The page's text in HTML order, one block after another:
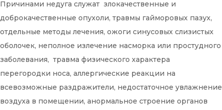
Причинами недуга служат злокачественные и
доброкачественные опухоли, травмы гайморовых пазух,
отдельные методы лечения, ожоги синусовых слизистых
оболочек, неполное излечение насморка или простудного
заболевания, травма физического характера
перегородки носа, аллергические реакции на
всевозможные раздражители, недостаточное увлажнение
воздуха в помещении, анормальное строение органов